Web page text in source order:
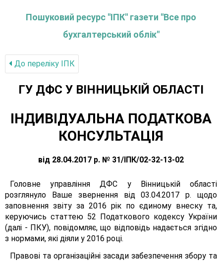
Пошуковий ресурс "ІПК" газети "Все про
бухгалтерський облік"
До переліку IПК
ГУ ДФС У ВIННИЦЬКIЙ ОБЛАСТI
ІНДИВІДУАЛЬНА ПОДАТКОВА
КОНСУЛЬТАЦІЯ
від 28.04.2017 р. № 31/ІПК/02-32-13-02
Головне управління ДФС у Вінницькій області
розглянуло Ваше звернення від 03.04.2017 р. щодо
заповнення звіту за 2016 рік по єдиному внеску та,
керуючись статтею 52 Податкового кодексу України
(далі - ПКУ), повідомляє, що відповідь надається згідно
з нормами, які діяли у 2016 році.
Правові та організаційні засади забезпечення збору та